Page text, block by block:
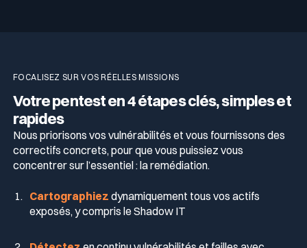
FOCALISEZ SUR VOS RÉELLES MISSIONS
Votre pentest en 4 étapes clés, simples et
rapides
Nous priorisons vos vulnérabilités et vous fournissons des
correctifs concrets, pour que vous puissiez vous
concentrer sur l’essentiel : la remédiation.
Cartographiez dynamiquement tous vos actifs
exposés, y compris le Shadow IT